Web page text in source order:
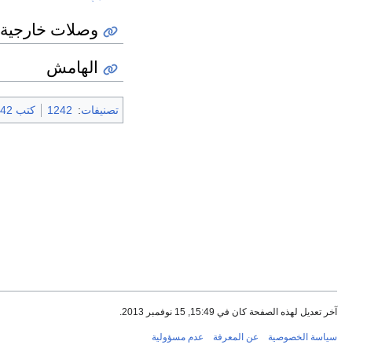
وصلات خارجية
الهامش
تصنيفات:
1242 كتب 1242
آخر تعديل لهذه الصفحة كان في 15:49, 15 نوفمبر 2013.
سياسة الخصوصية عن المعرفة عدم مسؤولية